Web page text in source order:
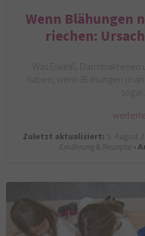
Wenn Blähungen
riechen:
Was Eiweiß,
haben, wenn Blähungen
sogar…
Zuletzt aktualisiert: 5. August
Ernährung & Rezepte •